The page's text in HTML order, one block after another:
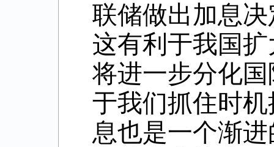
联储做出加息
这有利于我国
将进一步分化
于我们抓住时
息也是一个渐